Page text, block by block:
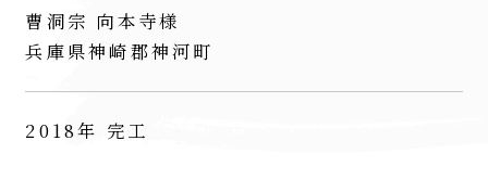
曹洞宗 向本寺様
兵庫県神崎郡神河町
2018年 完工